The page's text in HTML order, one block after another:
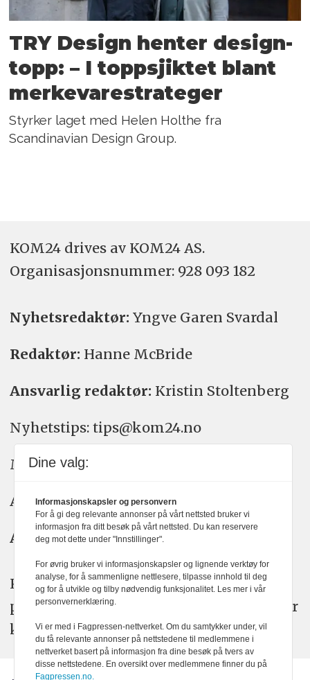
TRY Design henter design-
topp: – I toppsjiktet blant
merkevarestrateger
Styrker laget med Helen Holthe fra
Scandinavian Design Group.
KOM24 drives av KOM24 AS.
Organisasjons­nummer: 928 093 182
Nyhetsredaktør: Yngve Garen Svardal
Redaktør: Hanne McBride
Ansvarlig redaktør: Kristin Stoltenberg
Nyhetstips: tips@kom24.no
Meninger: meninger@kom24.no
Annonse: annonse@watchmedia.no
Abonnement:kom24@watchmedia.no
KOM24 arbeider etter Vær Varsom-
plakatens regler for god presseskikk. Her
kan du lese mer omPFUsarbeid.
Dine valg:
Informasjonskapsler og personvern
For å gi deg relevante annonser på vårt nettsted bruker vi
informasjon fra ditt besøk på vårt nettsted. Du kan reservere
deg mot dette under "Innstillinger".
For øvrig bruker vi informasjonskapsler og lignende verktøy for
analyse, for å sammenligne nettlesere, tilpasse innhold til deg
og for å utvikle og tilby nødvendig funksjonalitet. Les mer i vår
personvernerklæring.
Vi er med i Fagpressen-nettverket. Om du samtykker under, vil
du få relevante annonser på nettstedene til medlemmene i
nettverket basert på informasjon fra dine besøk på tvers av
disse nettstedene. En oversikt over medlemmene finner du på
Fagpressen.no.